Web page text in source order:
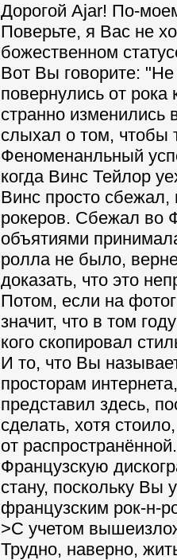
Дорогой Ajar! По-
Поверьте, я Вас не
божественном
Вот Вы говорите:
повернулись от
странно изменились
слыхал о том, чтобы
Феноменанльный
когда Винс Тейлор
Винс просто сбежал,
рокеров. Сбежал во
объятиями
ролла не было,
доказать, что это
Потом, если на
значит, что в том
кого скопировал
И то, что Вы
просторам
представил здесь,
сделать, хотя
от распространённой.
Французскую
стану, поскольку Вы
французским рок-н-
>С учетом
Трудно, наверно,